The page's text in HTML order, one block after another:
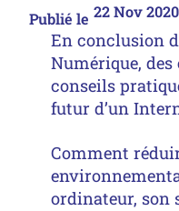
Publié le 22 Nov 2020
En conclusion
Numérique,
conseils
futur d’un
Comment
ordinateur, son